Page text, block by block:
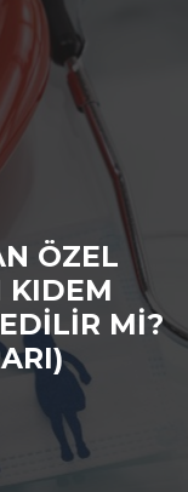
ÖZEL
KIDEM
Mİ?